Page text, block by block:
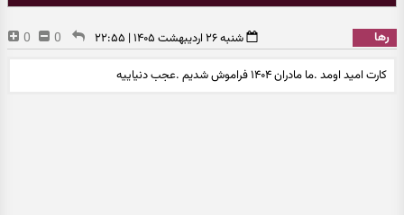
رها شنبه ۲۶ اردیبهشت ۱۴۰۵ | ۲۲:۵۵ 0
0
کارت امید اومد .ما مادران ۱۴۰۴ فراموش شدیم .عجب دنیاییه